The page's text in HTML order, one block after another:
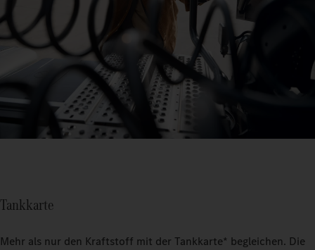
Tankkarte
Mehr als nur den Kraftstoff mit der Tankkarte* begleichen. Die